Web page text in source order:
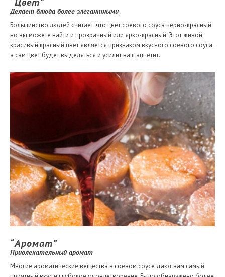
Делает блюда более элегантными
Большинство людей считает, что цвет соевого соуса черно-красный,
но вы можете найти и прозрачный или ярко-красный. Этот живой,
красивый красный цвет является признаком вкусного соевого соуса,
а сам цвет будет выделяться и усилит ваш аппетит.
“Аромат”
Привлекательный аромат
Многие ароматические вещества в соевом соусе дают вам самый